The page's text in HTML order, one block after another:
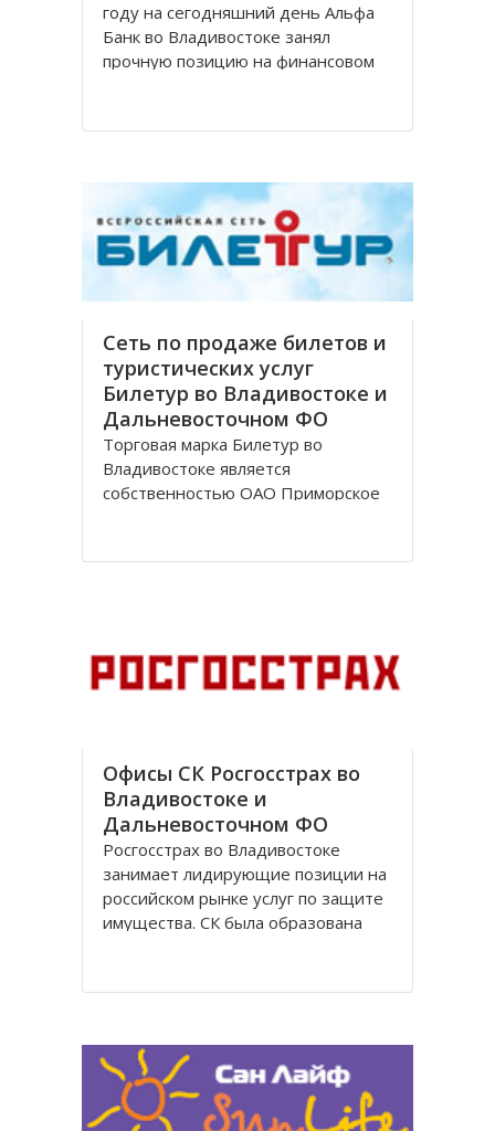
году на сегодняшний день Альфа
Банк во Владивостоке занял
прочную позицию на финансовом
потребителям все виды
которых входит обслуживание
частных и корпоративных клиентов
Сеть по продаже билетов и
туристических услуг
Билетур во Владивостоке и
Дальневосточном ФО
Торговая марка Билетур во
Владивостоке является
собственностью ОАО Приморское
и оказания услуг туристической
1995 года. В настоящее время
Офисы СК Росгосстрах во
Владивостоке и
Дальневосточном ФО
Росгосстрах во Владивостоке
занимает лидирующие позиции на
российском рынке услуг по защите
имущества. СК была образована
организации открыты по всей
другие города.
Офисы Росгосстрах во
Владивостоке